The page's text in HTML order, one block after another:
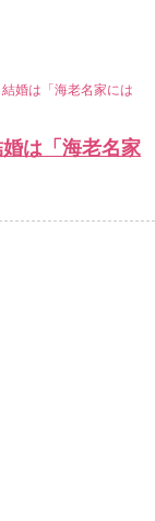
婚は「海老名家には
は「海老名家